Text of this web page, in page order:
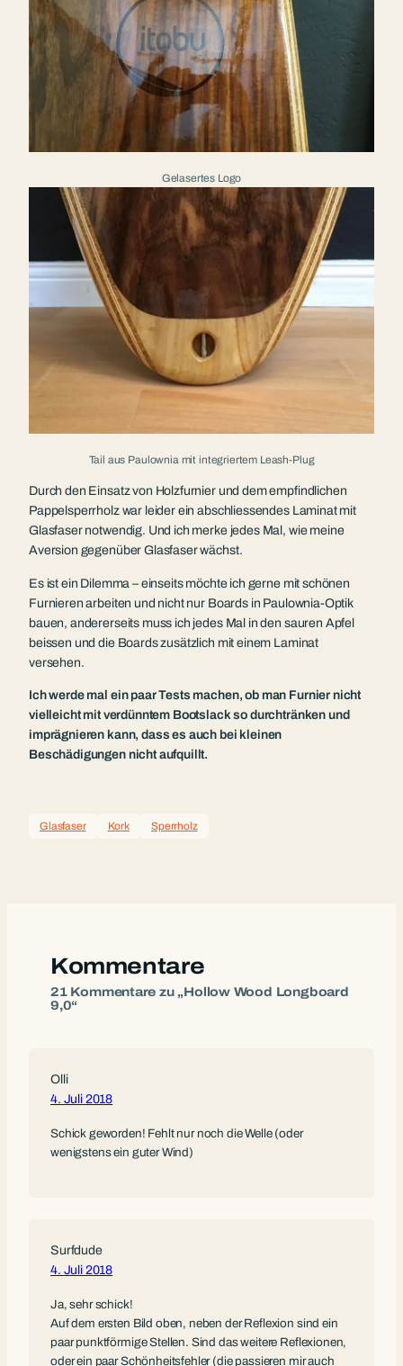
Gelasertes Logo
Tail aus Paulownia mit integriertem Leash-Plug
Durch den Einsatz von Holzfurnier und dem empfindlichen
Pappelsperrholz war leider ein abschliessendes Laminat mit
Glasfaser notwendig. Und ich merke jedes Mal, wie meine
Aversion gegenüber Glasfaser wächst.
Es ist ein Dilemma – einseits möchte ich gerne mit schönen
Furnieren arbeiten und nicht nur Boards in Paulownia-Optik
bauen, andererseits muss ich jedes Mal in den sauren Apfel
beissen und die Boards zusätzlich mit einem Laminat
versehen.
Ich werde mal ein paar Tests machen, ob man Furnier nicht
vielleicht mit verdünntem Bootslack so durchtränken und
imprägnieren kann, dass es auch bei kleinen
Beschädigungen nicht aufquillt.
Glasfaser Kork Sperrholz
Kommentare
21 Kommentare zu „Hollow Wood Longboard
9,0“
Olli
4. Juli 2018
Schick geworden! Fehlt nur noch die Welle (oder
wenigstens ein guter Wind)
Surfdude
4. Juli 2018
Ja, sehr schick!
Auf dem ersten Bild oben, neben der Reflexion sind ein
paar punktförmige Stellen. Sind das weitere Reflexionen,
oder ein paar Schönheitsfehler (die passieren mir auch